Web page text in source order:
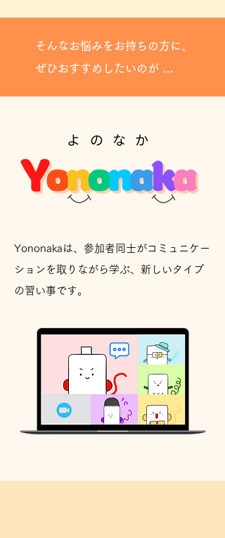
そんなお悩みをお持ちの方に、
ぜひおすすめしたいのが …
よのなか
Yononakaは、参加者同士がコミュニケー
ションを取りながら学ぶ、新しいタイプ
の習い事です。